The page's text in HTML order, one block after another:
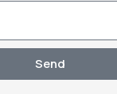
Send